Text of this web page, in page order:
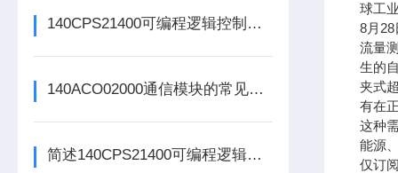
140CPS21400可编程逻辑控制器的常见问题解决方法分享
140ACO02000通信模块的常见问题识别与应对方法分享
简述140CPS21400可编程逻辑控制器主要组成部分的功能特点
球工
8月
流量
生的
夹式
有在
这种
能源
仅订